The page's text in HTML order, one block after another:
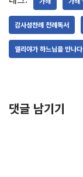
감사성찬례 전례독서
엘리야가 하느님을 만나다
댓글 남기기